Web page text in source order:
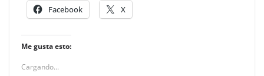
Facebook X
Me gusta esto:
Cargando...